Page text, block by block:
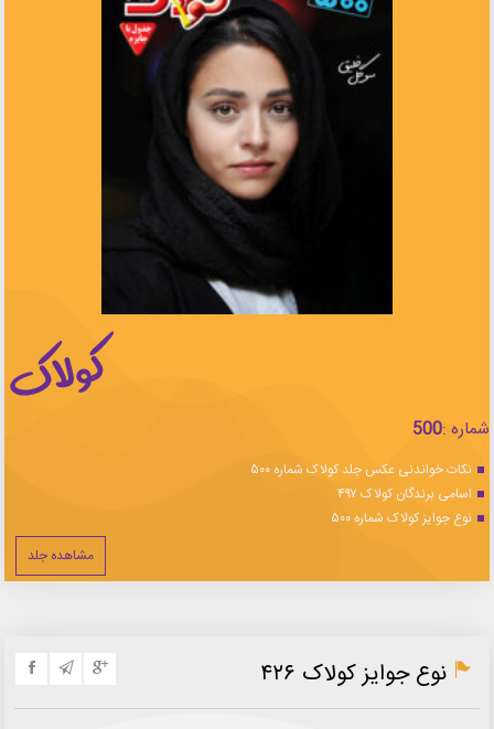
شماره :500
نکات خواندنی عکس جلد کولاک شماره ۵۰۰
اسامی برندگان کولاک ۴۹۷
نوع جوایز کولاک شماره ۵۰۰
مشاهده جلد
نوع جوایز کولاک ۴۲۶